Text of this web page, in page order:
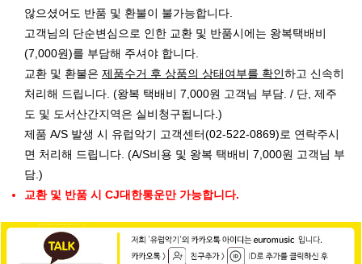
않으셨어도 반품 및 환불이 불가능합니다.
고객님의 단순변심으로 인한 교환 및 반품시에는 왕복택배비
(7,000원)를 부담해 주셔야 합니다.
교환 및 환불은 제품수거 후 상품의 상태여부를 확인하고 신속히
처리해 드립니다. (왕복 택배비 7,000원 고객님 부담. / 단, 제주
도 및 도서산간지역은 실비청구됩니다.)
제품 A/S 발생 시 유럽악기 고객센터(02-522-0869)로 연락주시
면 처리해 드립니다. (A/S비용 및 왕복 택배비 7,000원 고객님 부
담.)
교환 및 반품 시 CJ대한통운만 가능합니다.